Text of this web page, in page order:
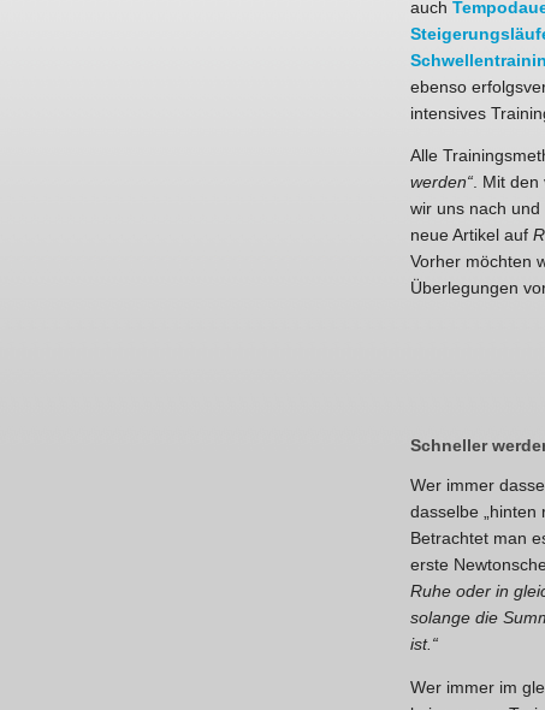
auch
ebenso
intensives
Alle
werden“. Mit den
wir uns nach
neue Artikel auf
Vorher möchten
Überlegungen
Schneller
Wer immer
dasselbe „hinten
Betrachtet man
erste
Ruhe oder in
solange die
ist.“
Wer immer im